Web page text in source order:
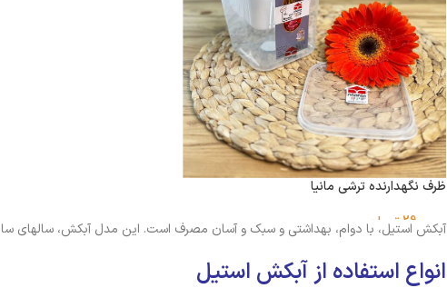
ظرف نگهدارنده ترشی مانیا
290,000تومان
آبکش استیل، با دوام، بهداشتی و سبک و آسان مصرف است. این مدل آبکش، سالهای
انواع استفاده از آبکش استیل